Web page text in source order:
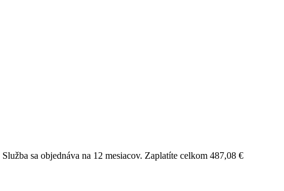
Služba sa objednáva na 12 mesiacov. Zaplatíte celkom 487,08 €